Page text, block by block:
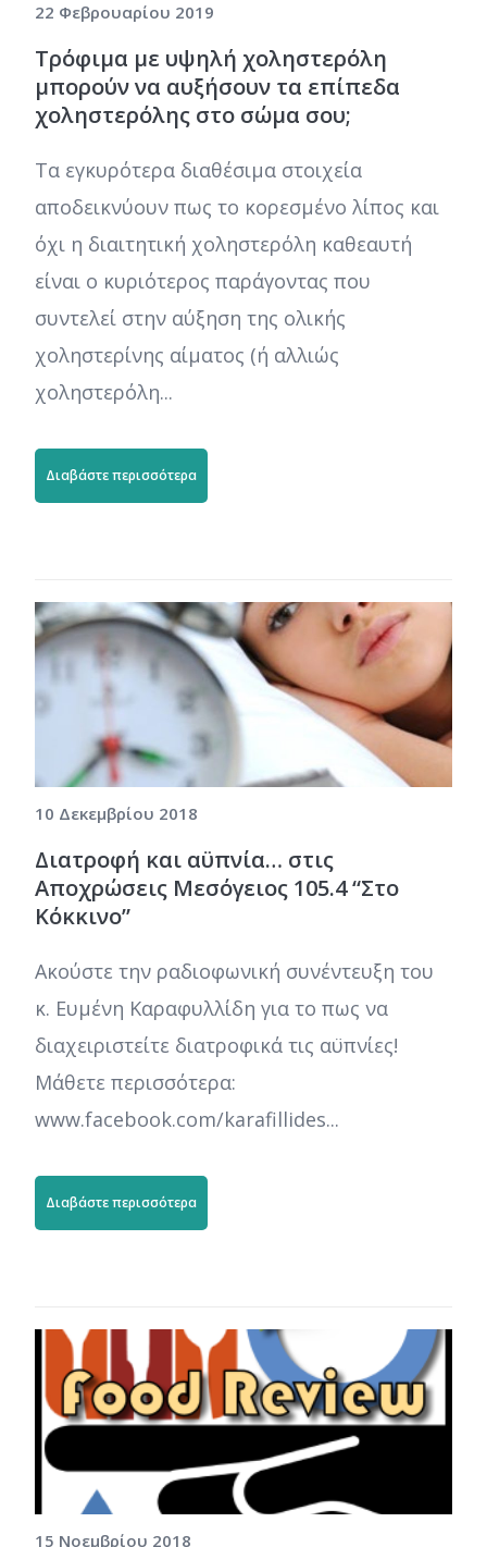
22 Φεβρουαρίου 2019
Τρόφιμα με υψηλή χοληστερόλη
μπορούν να αυξήσουν τα επίπεδα
χοληστερόλης στο σώμα σου;
Τα εγκυρότερα διαθέσιμα στοιχεία
αποδεικνύουν πως το κορεσμένο λίπος και
όχι η διαιτητική χοληστερόλη καθεαυτή
είναι ο κυριότερος παράγοντας που
συντελεί στην αύξηση της ολικής
χοληστερίνης αίματος (ή αλλιώς
χοληστερόλη...
Διαβάστε περισσότερα
10 Δεκεμβρίου 2018
Διατροφή και αϋπνία… στις
Αποχρώσεις Μεσόγειος 105.4 “Στο
Κόκκινο”
Ακούστε την ραδιοφωνική συνέντευξη του
κ. Ευμένη Καραφυλλίδη για το πως να
διαχειριστείτε διατροφικά τις αϋπνίες!
Μάθετε περισσότερα:
www.facebook.com/karafillides...
Διαβάστε περισσότερα
15 Νοεμβρίου 2018